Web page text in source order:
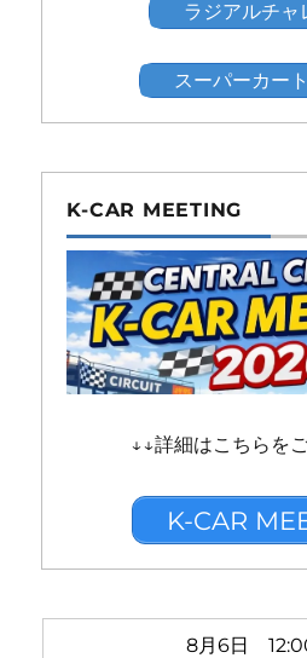
ラジアルチャ
スーパーカー
K-CAR MEETING
↓↓詳細はこちらを
K-CAR
8月6日